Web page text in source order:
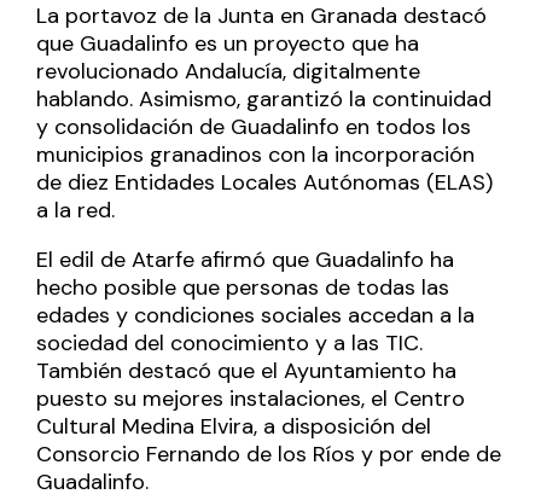
La portavoz de la Junta en Granada destacó
que Guadalinfo es un proyecto que ha
revolucionado Andalucía, digitalmente
hablando. Asimismo, garantizó la continuidad
y consolidación de Guadalinfo en todos los
municipios granadinos con la incorporación
de diez Entidades Locales Autónomas (ELAS)
a la red.
El edil de Atarfe afirmó que Guadalinfo ha
hecho posible que personas de todas las
edades y condiciones sociales accedan a la
sociedad del conocimiento y a las TIC.
También destacó que el Ayuntamiento ha
puesto su mejores instalaciones, el Centro
Cultural Medina Elvira, a disposición del
Consorcio Fernando de los Ríos y por ende de
Guadalinfo.